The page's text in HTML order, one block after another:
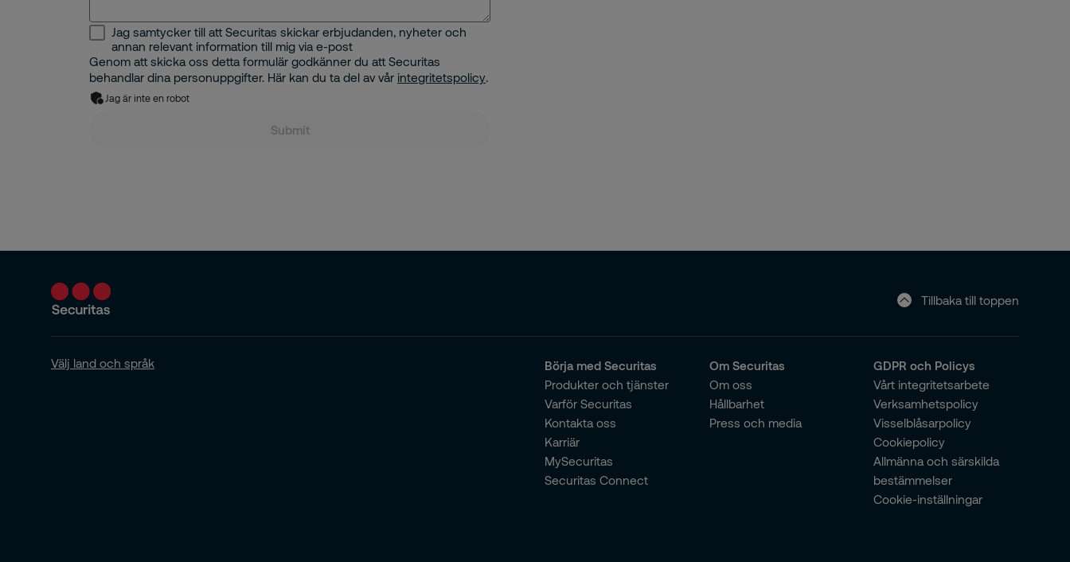
Jag samtycker till att Securitas skickar erbjudanden, nyheter och
annan relevant information till mig via e-post
Genom att skicka oss detta formulär godkänner du att Securitas
behandlar dina personuppgifter. Här kan du ta del av vår integritetspolicy.
Jag är inte en robot
Submit
Tillbaka till toppen
Välj land och språk
Börja med Securitas
Produkter och tjänster
Varför Securitas
Kontakta oss
Karriär
MySecuritas
Securitas Connect
Om Securitas
Om oss
Hållbarhet
Press och media
GDPR och Policys
Vårt integritetsarbete
Verksamhetspolicy
Visselblåsarpolicy
Cookiepolicy
Allmänna och särskilda
bestämmelser
Cookie-inställningar